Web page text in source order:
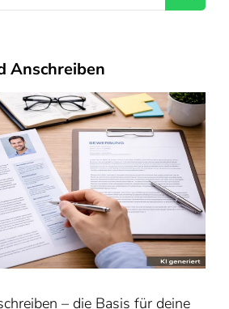
Anschreiben
– die Basis für deine